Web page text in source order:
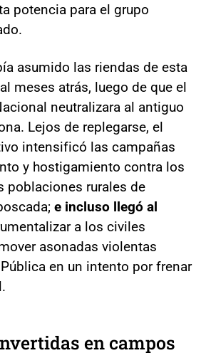
potencia para el grupo
asumido las riendas de esta
meses atrás, luego de que el
neutralizara al antiguo
Lejos de replegarse, el
intensificó las campañas
y hostigamiento contra los
poblaciones rurales de
e incluso llegó al
a los civiles
asonadas violentas
en un intento por frenar
en campos